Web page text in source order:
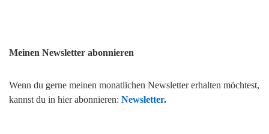
Meinen Newsletter abonnieren
Wenn du gerne meinen monatlichen Newsletter erhalten möchtest,
kannst du in hier abonnieren: Newsletter.